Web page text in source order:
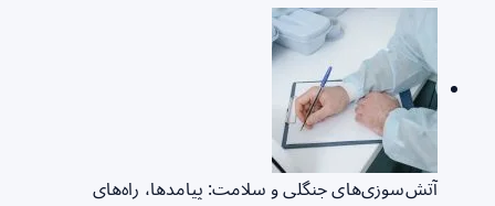
آتش‌سوزی‌های جنگلی و سلامت: پیامدها، راه‌های